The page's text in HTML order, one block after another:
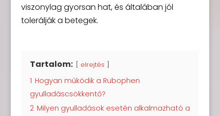
viszonylag gyorsan hat, és általában jól
tolerálják a betegek.
Tartalom: elrejtés
1 Hogyan működik a Rubophen
gyulladáscsökkentő?
2 Milyen gyulladások esetén alkalmazható a